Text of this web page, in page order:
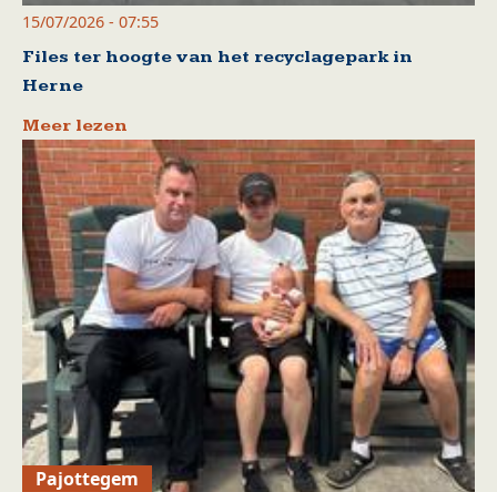
15/07/2026 - 07:55
Files ter hoogte van het recyclagepark in
Herne
Meer lezen
Pajottegem